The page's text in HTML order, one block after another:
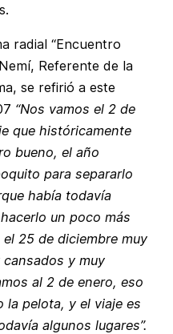
radial “Encuentro
Referente de la
se refirió a este
“Nos vamos el 2 de
que históricamente
bueno, el año
para separarlo
había todavía
un poco más
25 de diciembre muy
y muy
al 2 de enero, eso
la pelota, y el viaje es
algunos lugares”.